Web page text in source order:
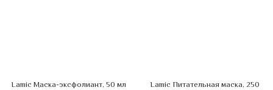
Lamic Маска-эксфолиант, 50 мл
Lamic Питательная маска, 250